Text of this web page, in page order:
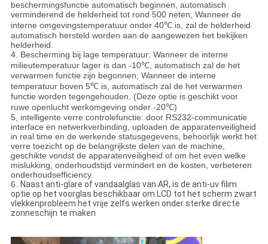
beschermingsfunctie automatisch beginnen, automatisch
verminderend de helderheid tot rond 500 neten; Wanneer de
interne omgevingstemperatuur onder 40℃ is, zal de helderheid
automatisch hersteld worden aan de aangewezen het bekijken
helderheid.
4. Bescherming bij lage temperatuur: Wanneer de interne
milieutemperatuur lager is dan -10℃, automatisch zal de het
verwarmen functie zijn begonnen; Wanneer de interne
temperatuur boven 5℃ is, automatisch zal de het verwarmen
functie worden tegengehouden. (Deze optie is geschikt voor
ruwe openlucht werkomgeving onder -20℃)
5, intelligente verre controlefunctie: door RS232-communicatie
interface en netwerkverbinding, uploaden de apparatenveiligheid
in real time en de werkende statusgegevens, behoorlijk werkt het
verre toezicht op de belangrijkste delen van de machine,
geschikte vondst de apparatenveiligheid of om het even welke
mislukking, onderhoudstijd vermindert en de kosten, verbeteren
onderhoudsefficiency.
6.
Naast anti-glare of vandaalglas van AR, is de anti-uv filim
optie op het voorglas beschikbaar om LCD tot het scherm zwart
vlekkenprobleem het vrije zelfs werken onder sterke directe
zonneschijn te maken